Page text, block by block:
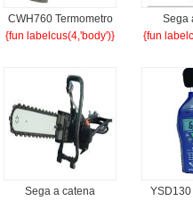
CWH760 Termometro
a infrarossi a sicurezza
l'industria mineraria
{fun labelcus(4,'body')}
Sega
idraulica
{fun
Sega a catena